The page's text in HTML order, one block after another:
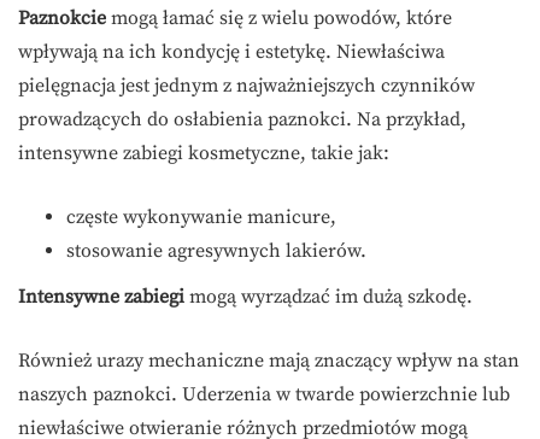
Paznokcie mogą łamać się z wielu powodów, które
wpływają na ich kondycję i estetykę. Niewłaściwa
pielęgnacja jest jednym z najważniejszych czynników
prowadzących do osłabienia paznokci. Na przykład,
intensywne zabiegi kosmetyczne, takie jak:
częste wykonywanie manicure,
stosowanie agresywnych lakierów.
Intensywne zabiegi mogą wyrządzać im dużą szkodę.
Również urazy mechaniczne mają znaczący wpływ na stan
naszych paznokci. Uderzenia w twarde powierzchnie lub
niewłaściwe otwieranie różnych przedmiotów mogą